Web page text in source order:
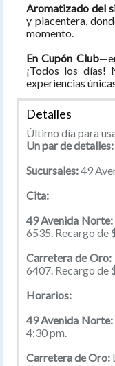
Aromatizado del
y placentera,
momento.
En Cupón Club
¡Todos los días!
experiencias
Detalles
Último día para
Un par de detalles:
Sucursales:49
Cita:
49 Avenida Norte:
6535. Recargo de
Carretera de Oro:
6407. Recargo de
Horarios:
49 Avenida Norte:
4:30 pm.
Carretera de Oro: